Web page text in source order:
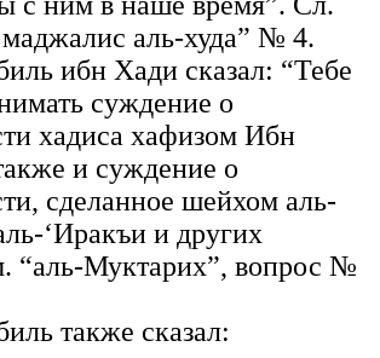
аль-худа” № 4.
ибн Хади сказал: “Тебе
суждение о
хадиса хафизом Ибн
и суждение о
сделанное шейхом аль-
‘Иракъи и других
“аль-Муктарих”, вопрос №
также сказал: